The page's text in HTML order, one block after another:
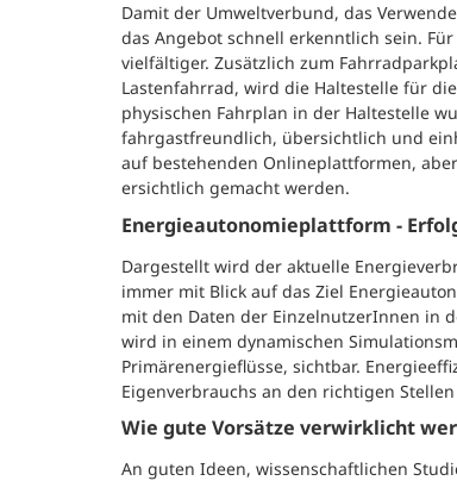
Damit der Umweltverbund, das
das Angebot schnell erkenntlich sein.
vielfältiger. Zusätzlich zum
Lastenfahrrad, wird die Haltestelle für
physischen Fahrplan in der Haltestelle
fahrgastfreundlich, übersichtlich und
auf bestehenden Onlineplattformen,
ersichtlich gemacht werden.
Energieautonomieplattform -
Dargestellt wird der aktuelle
immer mit Blick auf das Ziel
mit den Daten der EinzelnutzerInnen in
wird in einem dynamischen
Primärenergieflüsse, sichtbar.
Eigenverbrauchs an den richtigen
Wie gute Vorsätze verwirklicht
An guten Ideen, wissenschaftlichen